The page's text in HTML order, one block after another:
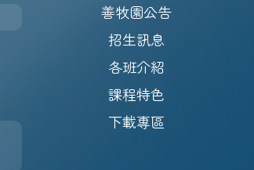
善牧園公告
招生訊息
各班介紹
課程特色
下載專區